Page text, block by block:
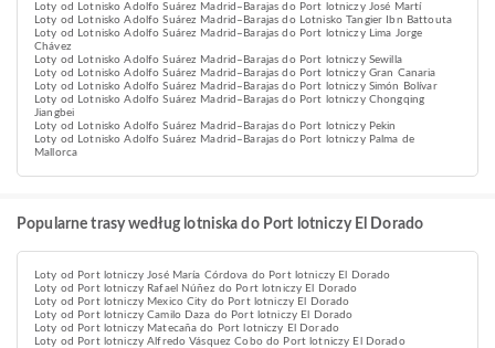
Loty od Lotnisko Adolfo Suárez Madrid–Barajas do Port lotniczy José Martí
Loty od Lotnisko Adolfo Suárez Madrid–Barajas do Lotnisko Tangier Ibn Battouta
Loty od Lotnisko Adolfo Suárez Madrid–Barajas do Port lotniczy Lima Jorge
Chávez
Loty od Lotnisko Adolfo Suárez Madrid–Barajas do Port lotniczy Sewilla
Loty od Lotnisko Adolfo Suárez Madrid–Barajas do Port lotniczy Gran Canaria
Loty od Lotnisko Adolfo Suárez Madrid–Barajas do Port lotniczy Simón Bolívar
Loty od Lotnisko Adolfo Suárez Madrid–Barajas do Port lotniczy Chongqing
Jiangbei
Loty od Lotnisko Adolfo Suárez Madrid–Barajas do Port lotniczy Pekin
Loty od Lotnisko Adolfo Suárez Madrid–Barajas do Port lotniczy Palma de
Mallorca
Popularne trasy według lotniska do Port lotniczy El Dorado
Loty od Port lotniczy José María Córdova do Port lotniczy El Dorado
Loty od Port lotniczy Rafael Núñez do Port lotniczy El Dorado
Loty od Port lotniczy Mexico City do Port lotniczy El Dorado
Loty od Port lotniczy Camilo Daza do Port lotniczy El Dorado
Loty od Port lotniczy Matecaña do Port lotniczy El Dorado
Loty od Port lotniczy Alfredo Vásquez Cobo do Port lotniczy El Dorado